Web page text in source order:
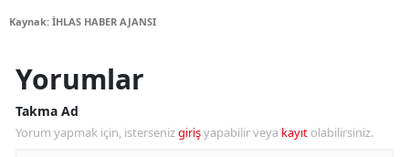
Kaynak: İHLAS HABER AJANSI
Yorumlar
Takma Ad
Yorum yapmak için, istersenizgirişyapabilir veya kayıt olabilirsiniz.